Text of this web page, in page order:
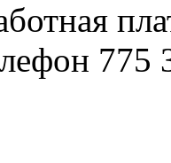
775